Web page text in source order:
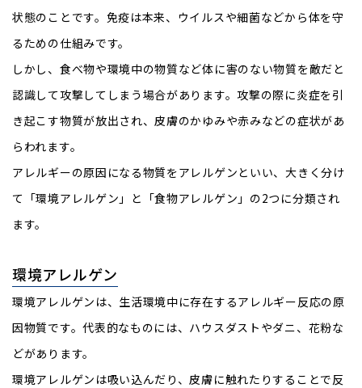
状態のことです。免疫は本来、ウイルスや細菌などから体を守
るための仕組みです。
しかし、食べ物や環境中の物質など体に害のない物質を敵だと
認識して攻撃してしまう場合があります。攻撃の際に炎症を引
き起こす物質が放出され、皮膚のかゆみや赤みなどの症状があ
らわれます。
アレルギーの原因になる物質をアレルゲンといい、大きく分け
て「環境アレルゲン」と「食物アレルゲン」の2つに分類され
ます。
環境アレルゲン
環境アレルゲンは、生活環境中に存在するアレルギー反応の原
因物質です。代表的なものには、ハウスダストやダニ、花粉な
どがあります。
環境アレルゲンは吸い込んだり、皮膚に触れたりすることで反